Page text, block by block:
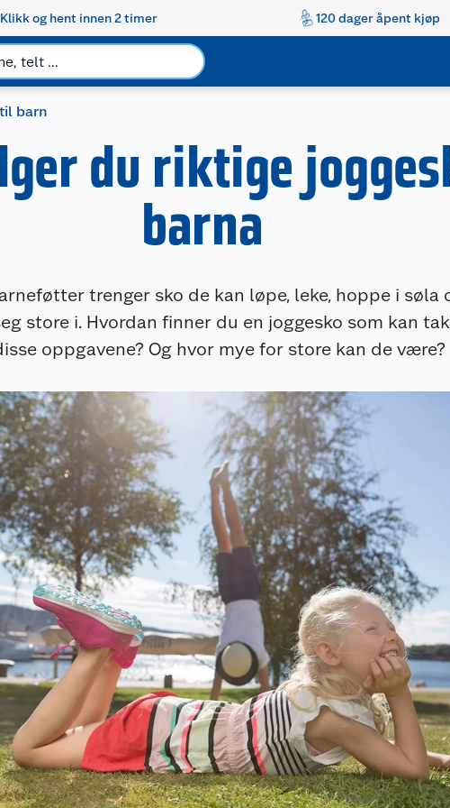
Klikk og hent innen 2 timer 120 dager åpent kjøp
barn
du riktige
barna
trenger sko de kan løpe, leke, hoppe i søla
store i. Hvordan finner du en joggesko som kan
oppgavene? Og hvor mye for store kan de være?